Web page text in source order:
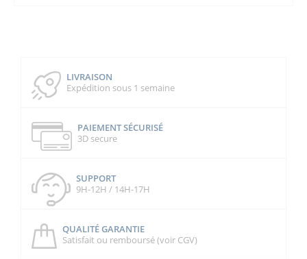
LIVRAISON
Expédition sous 1 semaine
PAIEMENT SÉCURISÉ
3D secure
SUPPORT
9H-12H / 14H-17H
QUALITÉ GARANTIE
Satisfait ou remboursé (voir CGV)